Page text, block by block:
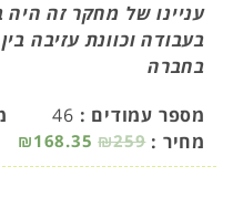
עניינו של מחקר זה היה
בעבודה וכוונת עזיבה
בחברה
מספר עמודים : 46
מחיר : ₪259
₪168.35